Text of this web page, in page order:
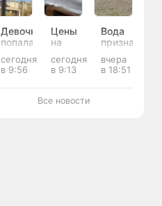
Девочка
попала
колёса
BMW
на
«зебре»
сегодня
в 9:56
Цены
на
картофель
и
пшено
подскочили
сегодня
в 9:13
Вода
признана
для
купания
в
вчера
в 18:51
Все новости